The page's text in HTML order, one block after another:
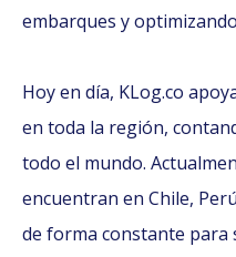
embarques y
Hoy en día, KLog.co
en toda la región,
todo el mundo.
encuentran en Chile,
de forma constante para